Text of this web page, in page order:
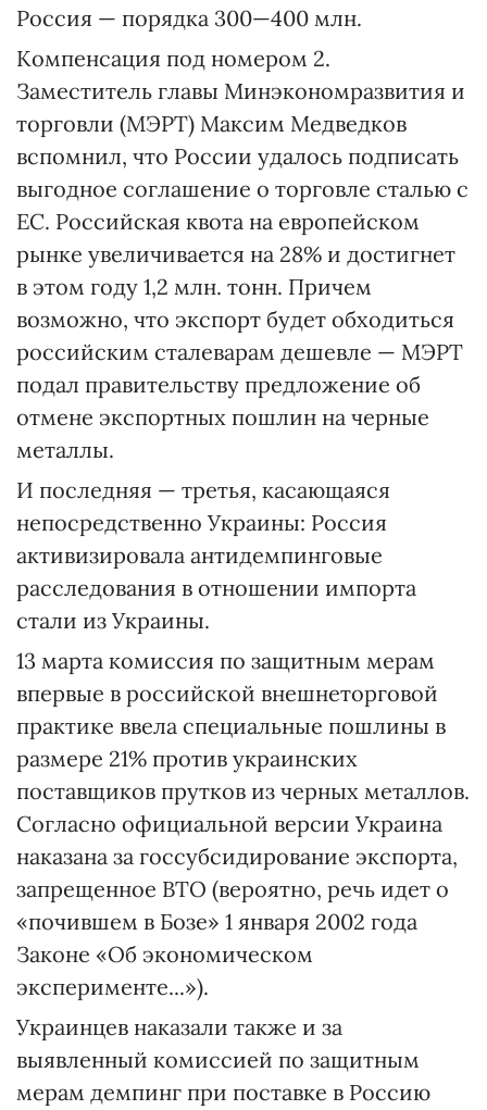
Россия — порядка 300—400 млн.
Компенсация под номером 2.
Заместитель главы Минэкономразвития и
торговли (МЭРТ) Максим Медведков
вспомнил, что России удалось подписать
выгодное соглашение о торговле сталью с
ЕС. Российская квота на европейском
рынке увеличивается на 28% и достигнет
в этом году 1,2 млн. тонн. Причем
возможно, что экспорт будет обходиться
российским сталеварам дешевле — МЭРТ
подал правительству предложение об
отмене экспортных пошлин на черные
металлы.
И последняя — третья, касающаяся
непосредственно Украины: Россия
активизировала антидемпинговые
расследования в отношении импорта
стали из Украины.
13 марта комиссия по защитным мерам
впервые в российской внешнеторговой
практике ввела специальные пошлины в
размере 21% против украинских
поставщиков прутков из черных металлов.
Согласно официальной версии Украина
наказана за госсубсидирование экспорта,
запрещенное ВТО (вероятно, речь идет о
«почившем в Бозе» 1 января 2002 года
Законе «Об экономическом
эксперименте...»).
Украинцев наказали также и за
выявленный комиссией по защитным
мерам демпинг при поставке в Россию